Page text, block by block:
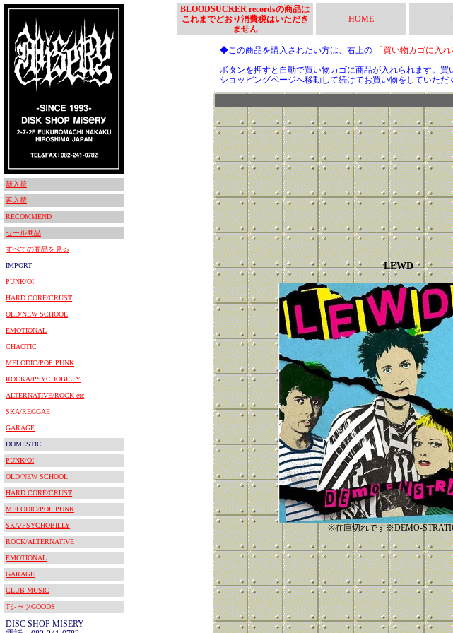
新入荷
再入荷
RECOMMEND
セール商品
すべての商品を見る
IMPORT
PUNK/OI
HARD CORE/CRUST
OLD/NEW SCHOOL
EMOTIONAL
CHAOTIC
MELODIC/POP PUNK
ROCKA/PSYCHOBILLY
ALTERNATIVE/ROCK etc
SKA/REGGAE
GARAGE
DOMESTIC
PUNK/OI
OLD/NEW SCHOOL
HARD CORE/CRUST
MELODIC/POP PUNK
SKA/PSYCHOBILLY
ROCK/ALTERNATIVE
EMOTIONAL
GARAGE
CLUB MUSIC
TシャツGOODS
DISC SHOP MISERY
BLOODSUCKER recordsの商品は
これまでどおり消費税はいただき
ません
HOME
◆この商品を購入されたい方は、右上の 「買い物カゴに入れ
ボタンを押すと自動で買い物カゴに商品が入れられます。
ショッピングページへ移動して続けてお買い物をしていただ
LEWD
※在庫切れです※DEMO-